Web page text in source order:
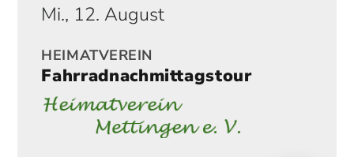
Mi., 12. August
HEIMATVEREIN
Fahrradnachmittagstour